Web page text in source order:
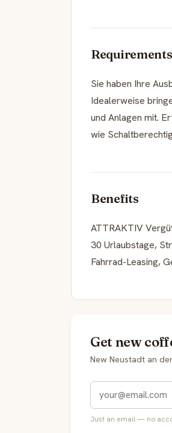
Requirements
Sie haben Ihre
Idealerweise
und Anlagen mit.
wie
Benefits
ATTRAKTIV
30 Urlaubstage,
Fahrrad-Leasing,
Get new
New Neustadt an
Just an email — no